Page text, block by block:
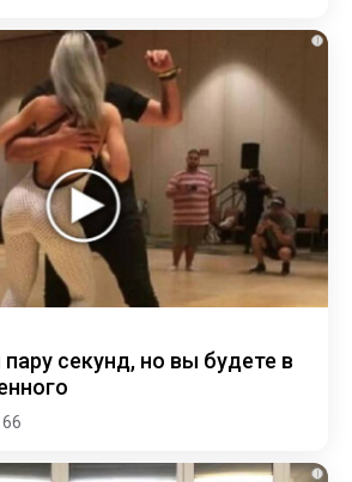
i
секунд, но вы будете в
66
i